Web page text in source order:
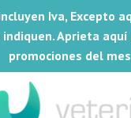
Iva, Excepto
Aprieta
promociones del